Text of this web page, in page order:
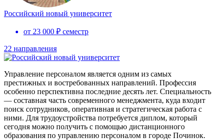
Российский новый университет
от 23 000 ₽ семестр
22 направления
Управление персоналом является одним из самых
престижных и востребованных направлений. Профессия
особенно перспективна последние десять лет. Специальность
— составная часть современного менеджмента, куда входит
поиск сотрудников, оперативная и стратегическая работа с
ними. Для трудоустройства потребуется диплом, который
сегодня можно получить с помощью дистанционного
образования по управлению персоналом в городе Починок.